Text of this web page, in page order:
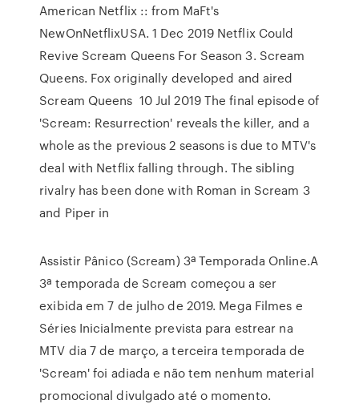
American Netflix :: from MaFt's
NewOnNetflixUSA. 1 Dec 2019 Netflix Could
Revive Scream Queens For Season 3. Scream
Queens. Fox originally developed and aired
Scream Queens 10 Jul 2019 The final episode of
'Scream: Resurrection' reveals the killer, and a
whole as the previous 2 seasons is due to MTV's
deal with Netflix falling through. The sibling
rivalry has been done with Roman in Scream 3
and Piper in
Assistir Pânico (Scream) 3ª Temporada Online.A
3ª temporada de Scream começou a ser
exibida em 7 de julho de 2019. Mega Filmes e
Séries Inicialmente prevista para estrear na
MTV dia 7 de março, a terceira temporada de
'Scream' foi adiada e não tem nenhum material
promocional divulgado até o momento.